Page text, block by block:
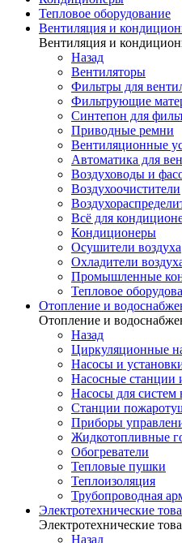
Тепловое оборудование
Вентиляция и
Вентиляция и
Назад
Вентиляторы
Фильтры для
Фильтрующие
Синтепон для
Приводные ремни
Вентиляционные
Автоматика для
Воздуховоды и
Воздухоочистители
Всё для
Кондиционеры
Осушители воздуха
Охладители
Промышленные
Тепловое
Отопление и
Отопление и
Назад
Циркуляционные
Насосы и
Насосные станции
Насосы для систем
Станции
Приборы
Жидкотопливные
Обогреватели
Тепловые пушки
Теплоизоляция
Трубопроводная
Электротехнические
Электротехнические
Назад